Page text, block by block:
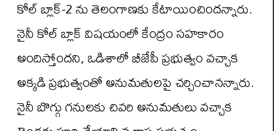
కోల్ బ్లాక్-2 ను తెలంగాణకు కేటాయించిందన్నారు.
నైనీ కోల్ బ్లాక్ విషయంలో కేంద్రం సహకారం
అందిస్తోందని, ఒడిశాలో బీజేపీ ప్రభుత్వం వచ్చాక
అక్కడి ప్రభుత్వంతో అనుమతులపై చర్చించానన్నారు.
నైనీ బొగ్గు గనులకు చివరి అనుమతులు వచ్చాక